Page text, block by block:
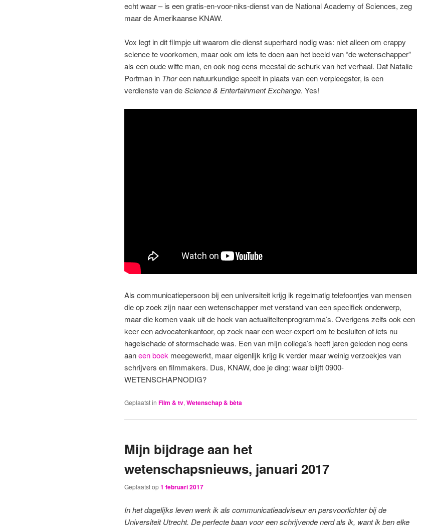
echt waar – is een gratis-en-voor-niks-dienst van de National Academy of Sciences, zeg
maar de Amerikaanse KNAW.
Vox legt in dit filmpje uit waarom die dienst superhard nodig was: niet alleen om crappy
science te voorkomen, maar ook om iets te doen aan het beeld van “de wetenschapper”
als een oude witte man, en ook nog eens meestal de schurk van het verhaal. Dat Natalie
Portman in Thoreen natuurkundige speelt in plaats van een verpleegster, is een
verdienste van deScience & Entertainment Exchange. Yes!
Als communicatiepersoon bij een universiteit krijg ik regelmatig telefoontjes van mensen
die op zoek zijn naar een wetenschapper met verstand van een specifiek onderwerp,
maar die komen vaak uit de hoek van actualiteitenprogramma’s. Overigens zelfs ook een
keer een advocatenkantoor, op zoek naar een weer-expert om te besluiten of iets nu
hagelschade of stormschade was. Een van mijn collega’s heeft jaren geleden nog eens
aaneen boek meegewerkt, maar eigenlijk krijg ik verder maar weinig verzoekjes van
schrijvers en filmmakers. Dus, KNAW, doe je ding: waar blijft 0900-
WETENSCHAPNODIG?
Geplaatst in Film & tv, Wetenschap & bèta
Mijn bijdrage aan het
wetenschapsnieuws, januari 2017
Geplaatst op1 februari 2017
In het dagelijks leven werk ik als communicatieadviseur en persvoorlichter bij de
Universiteit Utrecht. De perfecte baan voor een schrijvende nerd als ik, want ik ben elke